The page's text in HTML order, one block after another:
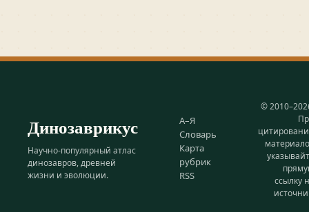
Динозаврикус
Научно-популярный атлас
динозавров, древней
жизни и эволюции.
А–Я
Словарь
Карта
рубрик
RSS
©
ссылку